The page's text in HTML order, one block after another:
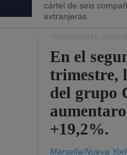
cártel de seis
extranjeras.
En el
trimestre,
del grupo
+19,2%.
Marsella/Nueva